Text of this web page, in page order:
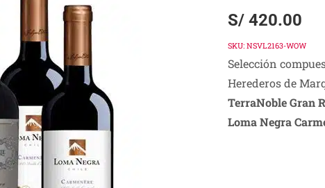
S/420.00
SKU: NSVL2163-WOW
Selección
Herederos de
TerraNoble Gran
Loma Negra